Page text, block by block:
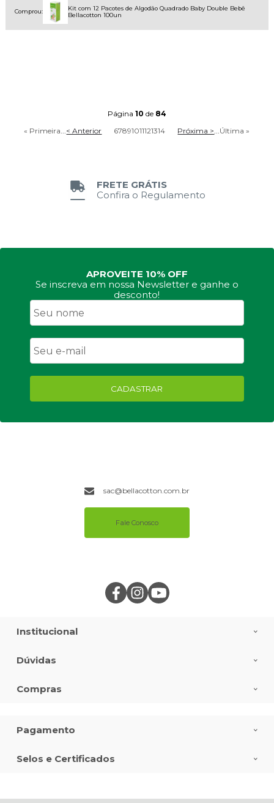
Comprou:
Kit com 12 Pacotes de Algodão Quadrado Baby Double Bebê
Bellacotton 100un
Página 10 de 84
« Primeira...< Anterior 67891011121314 Próxima >...Última »
FRETE GRÁTIS
Confira o Regulamento
APROVEITE 10% OFF
Se inscreva em nossa Newsletter e ganhe o
desconto!
CADASTRAR
Institucional
Dúvidas
Compras
sac@bellacotton.com.br
Fale Conosco
Pagamento
Selos e Certificados